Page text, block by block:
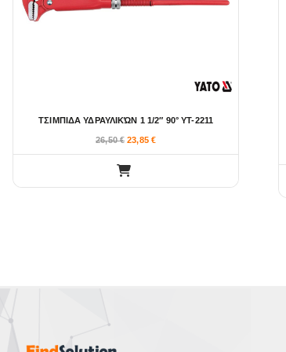
ΤΣΙΜΠΙΔΑ ΥΔΡΑΥΛΙΚΏΝ 1 1/2″ 90° YT-2211
26,50€ 23,85 €